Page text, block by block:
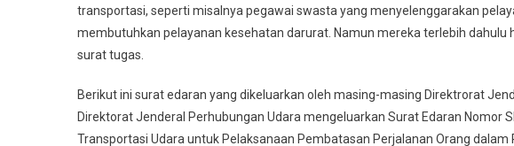
transportasi, seperti misalnya pegawai swasta yang menyelenggarakan
membutuhkan pelayanan kesehatan darurat. Namun mereka terlebih dahulu
surat tugas.
Berikut ini surat edaran yang dikeluarkan oleh masing-masing Direktrorat
Direktorat Jenderal Perhubungan Udara mengeluarkan Surat Edaran Nomor
Transportasi Udara untuk Pelaksanaan Pembatasan Perjalanan Orang dalam